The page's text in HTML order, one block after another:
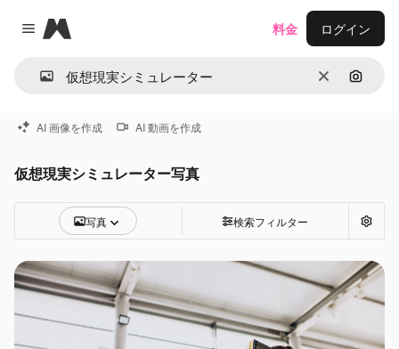
Close menu
Magnific
消去 画像で
料金 ログイン
AI 画像を作成 AI 動画を作成
仮想現実シミュレーター写真
写真 検索フィルター